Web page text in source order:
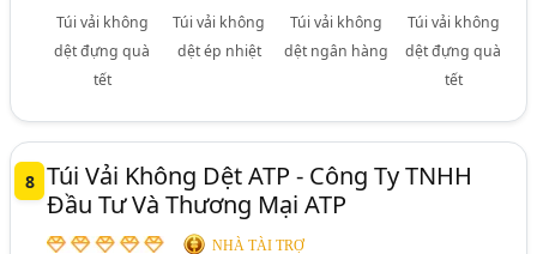
Túi vải không
dệt đựng quà
tết
Túi vải không
dệt ép nhiệt
Túi vải không
dệt ngân hàng
Túi vải không
dệt đựng quà
tết
8 Túi Vải Không Dệt ATP - Công Ty TNHH
Đầu Tư Và Thương Mại ATP
NHÀ TÀI TRỢ